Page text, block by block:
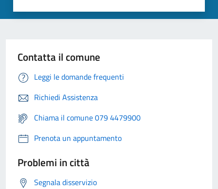
Contatta il comune
Leggi le domande frequenti
Richiedi Assistenza
Chiama il comune 079 4479900
Prenota un appuntamento
Problemi in città
Segnala disservizio